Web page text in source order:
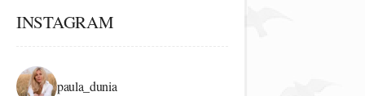
INSTAGRAM
paula_dunia